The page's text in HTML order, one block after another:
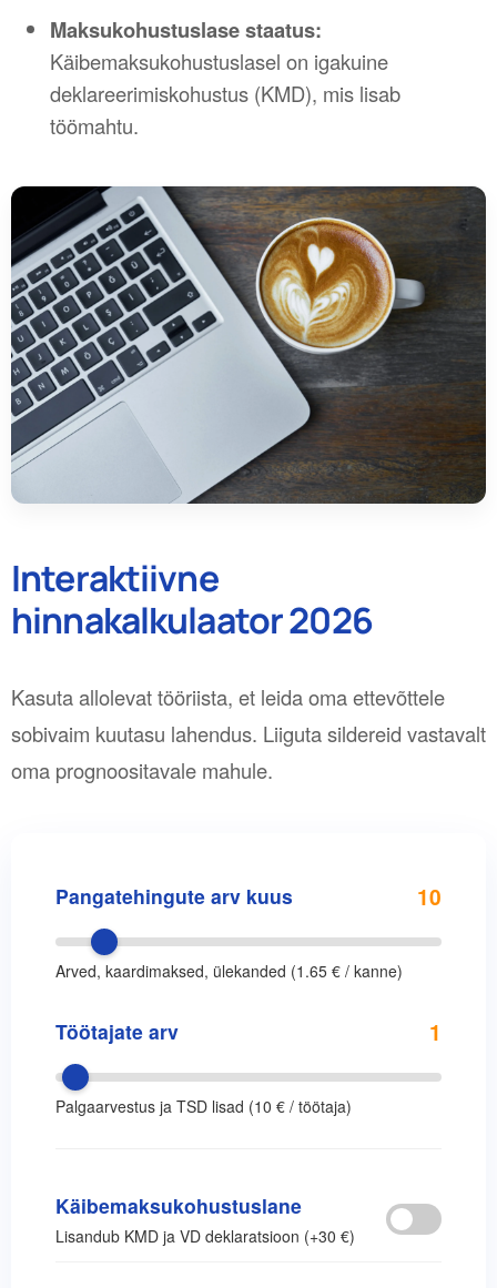
Maksukohustuslase staatus:
Käibemaksukohustuslasel on igakuine
deklareerimiskohustus (KMD), mis lisab
töömahtu.
Interaktiivne
hinnakalkulaator 2026
Kasuta allolevat tööriista, et leida oma ettevõttele
sobivaim kuutasu lahendus. Liiguta sildereid vastavalt
oma prognoositavale mahule.
Pangatehingute arv kuus 10
Arved, kaardimaksed, ülekanded (1.65 € / kanne)
Töötajate arv 1
Palgaarvestus ja TSD lisad (10 € / töötaja)
Käibemaksukohustuslane
Lisandub KMD ja VD deklaratsioon (+30 €)